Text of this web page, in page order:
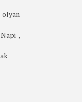
olyan
,